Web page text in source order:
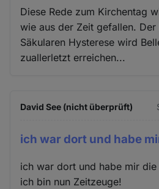
Diese Rede zum Kirchentag
wie aus der Zeit gefallen. Der
Säkularen Hysterese wird
zuallerletzt erreichen...
David See (nicht überprüft)
ich war dort und habe
ich war dort und habe mir die
ich bin nun Zeitzeuge!